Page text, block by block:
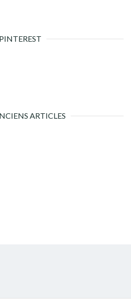
PINTEREST
ARTICLES